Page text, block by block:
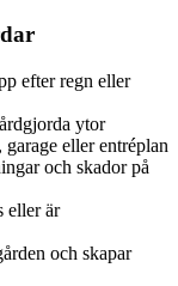
efter regn eller
ytor
eller entréplan
och skador på
eller är
och skapar